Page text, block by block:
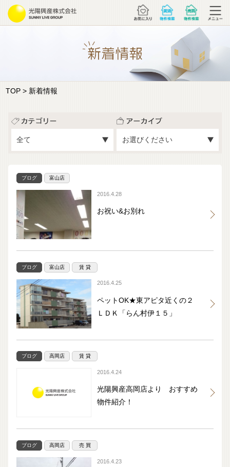
TOP> 新着情報
ブログ 富山店
2016.4.28
お祝い&お別れ
ブログ 富山店 賃 貸
2016.4.25
ペットOK★東アピタ近くの２
ＬＤＫ「らん村伊１５」
ブログ 高岡店 賃 貸
2016.4.24
光陽興産高岡店より おすすめ
物件紹介！
ブログ 高岡店 売 買
2016.4.23